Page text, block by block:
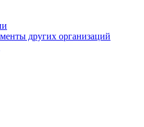
других организаций